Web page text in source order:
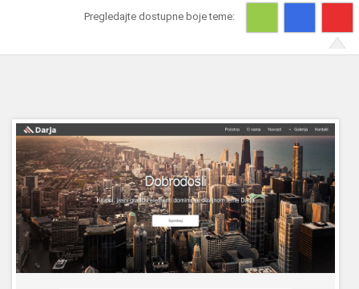
Pregledajte dostupne boje teme: